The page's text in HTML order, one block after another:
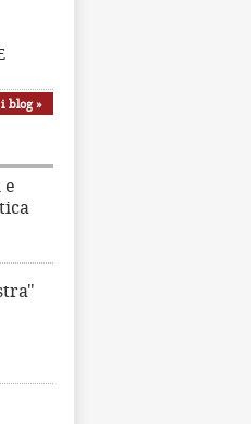
blog »
e